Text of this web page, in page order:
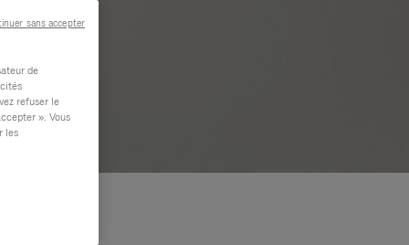
de
refuser le
». Vous
les
sans accepter